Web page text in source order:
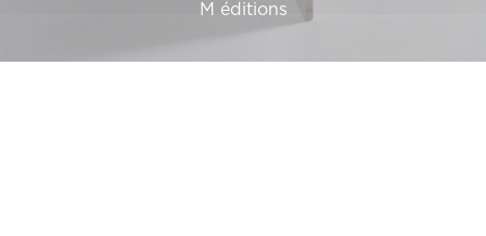
M éditions